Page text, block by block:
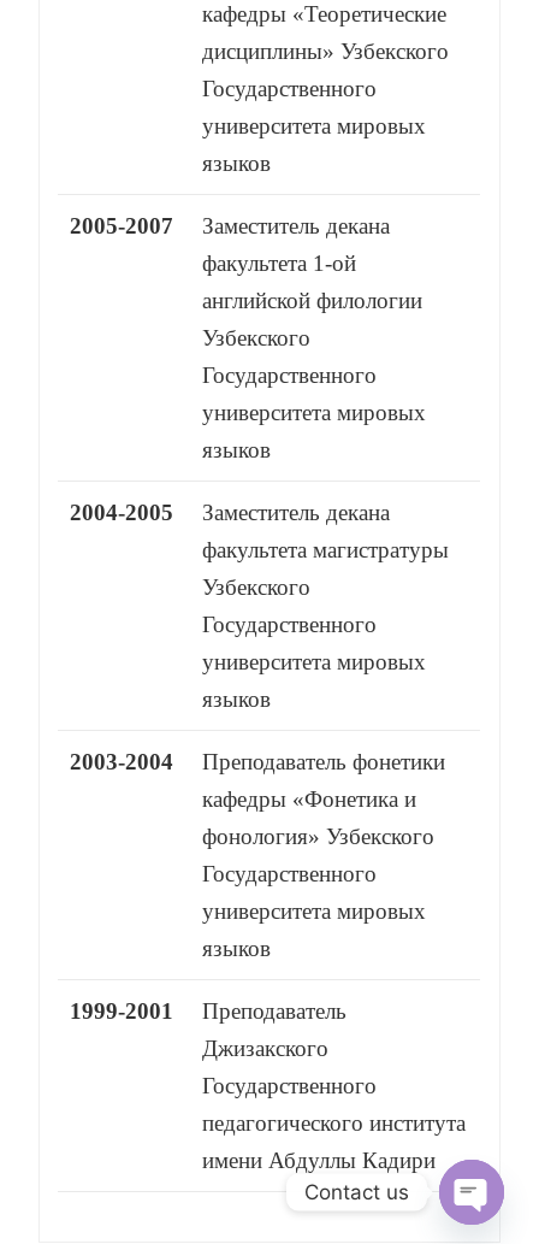
кафедры «Теоретические
дисциплины» Узбекского
Государственного
университета мировых
языков
2005-2007
Заместитель декана
факультета 1-ой
английской филологии
Узбекского
Государственного
университета мировых
языков
2004-2005
Заместитель декана
факультета магистратуры
Узбекского
Государственного
университета мировых
языков
2003-2004
Преподаватель фонетики
кафедры «Фонетика и
фонология» Узбекского
Государственного
университета мировых
языков
1999-2001
Преподаватель
Джизакского
Государственного
педагогического института
имени Абдуллы Кадири
Contact us